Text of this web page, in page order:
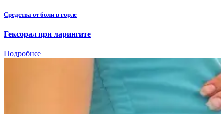
Средства от боли в горле
Гексорал при ларингите
Подробнее